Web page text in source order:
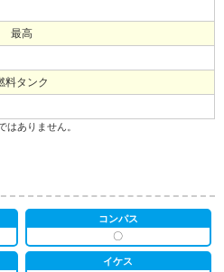
最高
料タンク
ありません。
コンパス
〇
イケス